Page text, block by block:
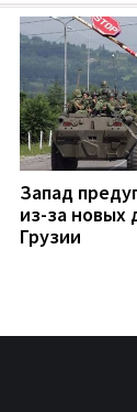
Запад
из-за новых
Грузии